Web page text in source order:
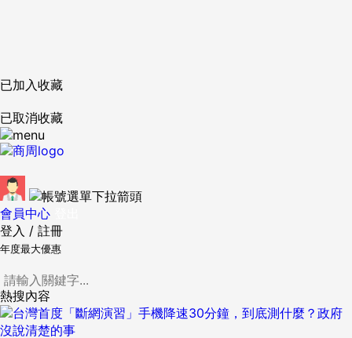
已加入收藏
已取消收藏
會員中心
登入 / 註冊
年度最大優惠
熱搜內容